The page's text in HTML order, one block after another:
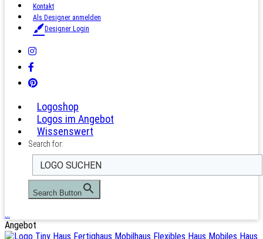
Kontakt
Als Designer anmelden
Designer Login
Logoshop
Logos im Angebot
Wissenswert
Search for:
Search Button
…
Angebot